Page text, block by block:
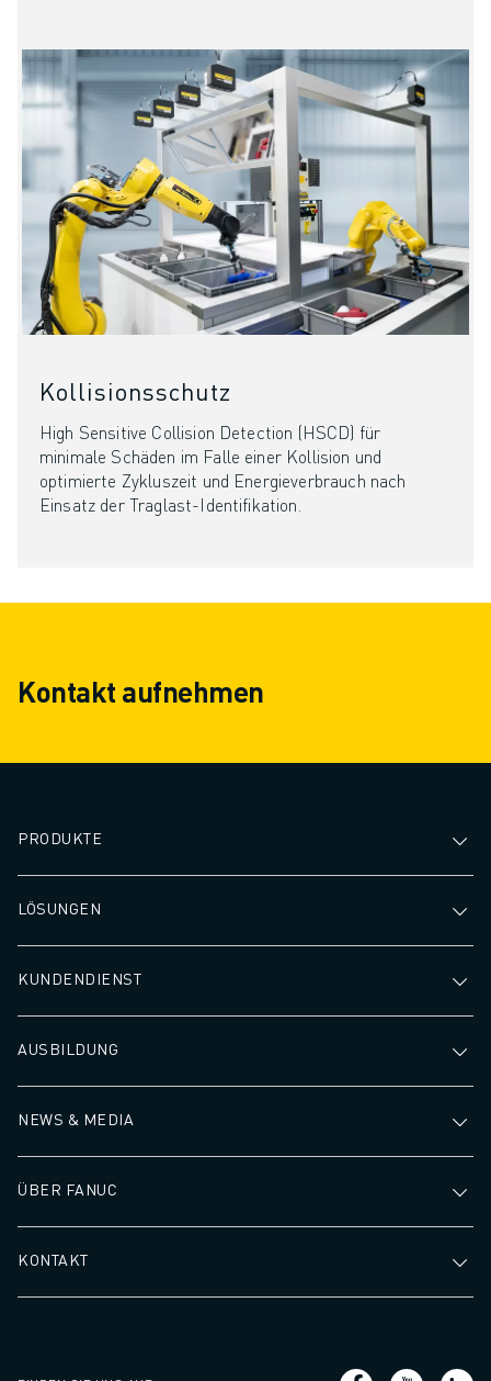
Kollisionsschutz
High Sensitive Collision Detection (HSCD) für
minimale Schäden im Falle einer Kollision und
optimierte Zykluszeit und Energieverbrauch nach
Einsatz der Traglast-Identifikation.
Kontakt aufnehmen
PRODUKTE
LÖSUNGEN
KUNDENDIENST
AUSBILDUNG
NEWS & MEDIA
ÜBER FANUC
KONTAKT